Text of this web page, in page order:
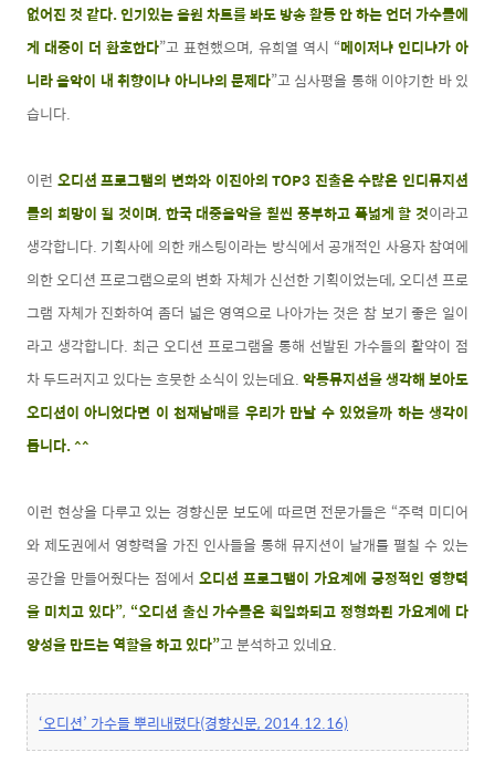
없어진 것 같다. 인기있는 음원 차트를 봐도 방송 활동 안 하는 언더 가수들에
게 대중이 더 환호한다”고 표현했으며, 유희열 역시 “메이저냐 인디냐가 아
니라 음악이 내 취향이냐 아니냐의 문제다”고 심사평을 통해 이야기한 바 있
습니다.
이런 오디션 프로그램의 변화와 이진아의 TOP3 진출은 수많은 인디뮤지션
들의 희망이 될 것이며, 한국 대중음악을 훨씬 풍부하고 폭넓게 할 것이라고
생각합니다. 기획사에 의한 캐스팅이라는 방식에서 공개적인 사용자 참여에
의한 오디션 프로그램으로의 변화 자체가 신선한 기획이었는데, 오디션 프로
그램 자체가 진화하여 좀더 넓은 영역으로 나아가는 것은 참 보기 좋은 일이
라고 생각합니다. 최근 오디션 프로그램을 통해 선발된 가수들의 활약이 점
차 두드러지고 있다는 흐뭇한 소식이 있는데요.악동뮤지션을 생각해 보아도
오디션이 아니었다면 이 천재남매를 우리가 만날 수 있었을까 하는 생각이
듭니다. ^^
이런 현상을 다루고 있는 경향신문 보도에 따르면 전문가들은 “주력 미디어
와 제도권에서 영향력을 가진 인사들을 통해 뮤지션이 날개를 펼칠 수 있는
공간을 만들어줬다는 점에서 오디션 프로그램이 가요계에 긍정적인 영향력
을 미치고 있다”, “오디션 출신 가수들은 획일화되고 정형화된 가요계에 다
양성을 만드는 역할을 하고 있다”고 분석하고 있네요.
‘오디션’ 가수들 뿌리내렸다(경향신문, 2014.12.16)